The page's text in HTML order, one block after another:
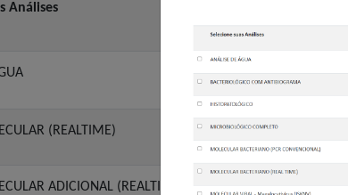
Análises
(REALTIME)
ADICIONAL (REALTIME)